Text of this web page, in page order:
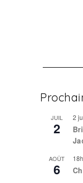
JUIL
2
2
AOÛT
6